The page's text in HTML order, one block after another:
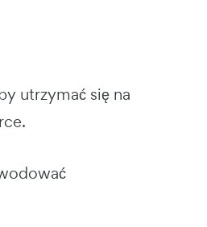
utrzymać się na